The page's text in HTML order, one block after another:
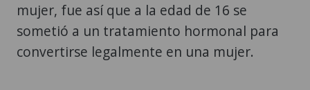
mujer, fue así que a la edad de 16 se
sometió a un tratamiento hormonal para
convertirse legalmente en una mujer.